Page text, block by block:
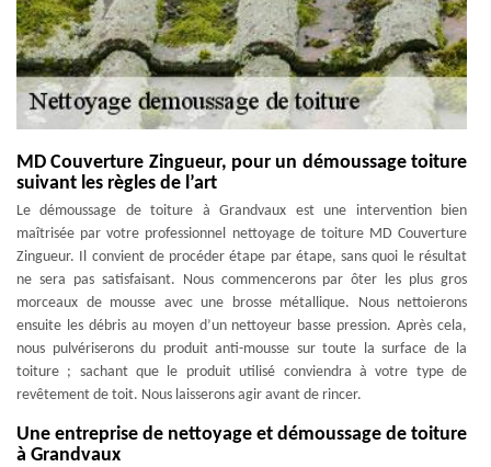
MD Couverture Zingueur, pour un démoussage toiture
suivant les règles de l’art
Le démoussage de toiture à Grandvaux est une intervention bien
maîtrisée par votre professionnel nettoyage de toiture MD Couverture
Zingueur. Il convient de procéder étape par étape, sans quoi le résultat
ne sera pas satisfaisant. Nous commencerons par ôter les plus gros
morceaux de mousse avec une brosse métallique. Nous nettoierons
ensuite les débris au moyen d’un nettoyeur basse pression. Après cela,
nous pulvériserons du produit anti-mousse sur toute la surface de la
toiture ; sachant que le produit utilisé conviendra à votre type de
revêtement de toit. Nous laisserons agir avant de rincer.
Une entreprise de nettoyage et démoussage de toiture
à Grandvaux